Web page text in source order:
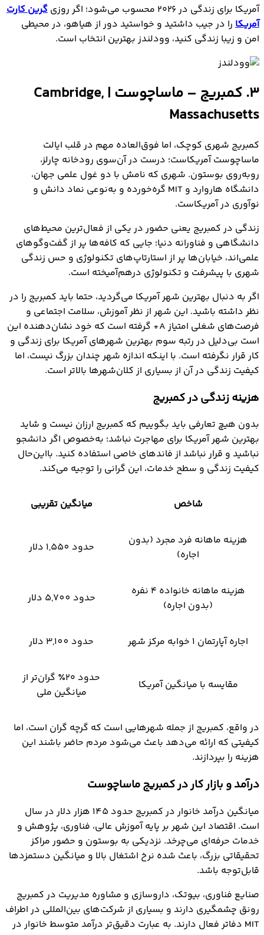
آمریکا برای زندگی در ۲۰۲۶ محسوب می‌شود؛ اگر روزی
گرین کارت
آمریکا را در جیب داشتید و خواستید دور از هیاهو، در محیطی
امن و زیبا زندگی کنید، وودلندز بهترین انتخاب است.
3. کمبریج – ماساچوست | Cambridge,
Massachusetts
کمبریج شهری کوچک، اما فوق‌العاده مهم در قلب ایالت
ماساچوست آمریکاست؛ درست در آن‌سوی رودخانه چارلز،
روبه‌روی بوستون. شهری که نامش با دو غول علمی جهان،
دانشگاه هاروارد و MIT گره‌خورده و به‌نوعی نماد دانش و
نوآوری در آمریکاست.
زندگی در کمبریج یعنی حضور در یکی از فعال‌ترین محیط‌های
دانشگاهی و فناورانه دنیا؛ جایی که کافه‌ها پر از گفت‌وگوهای
علمی‌اند، خیابان‌ها پر از استارتاپ‌های تکنولوژی و حس زندگی
شهری با پیشرفت و تکنولوژی درهم‌آمیخته است.
اگر به دنبال بهترین شهر آمریکا می‌گردید، حتما باید کمبریج را در
نظر داشته باشید. این شهر از نظر آموزش، سلامت اجتماعی و
فرصت‌های شغلی امتیاز A+ گرفته است که خود نشان‌دهنده این
است بی‌دلیل در رتبه سوم بهترین شهرهای آمریکا برای زندگی و
کار قرار نگرفته است. با اینکه اندازه شهر چندان بزرگ نیست، اما
کیفیت زندگی در آن از بسیاری از کلان‌شهرها بالاتر است.
هزینه زندگی در کمبریج
بدون هیچ تعارفی باید بگوییم که کمبریج ارزان نیست و شاید
بهترین شهر آمریکا برای مهاجرت نباشد؛ به‌خصوص اگر دانشجو
نباشید و قرار نباشد از فاندهای خاصی استفاده کنید. با‌این‌حال
کیفیت زندگی و سطح خدمات، این گرانی را توجیه می‌کند.
شاخص میانگین تقریبی
هزینه ماهانه فرد مجرد (بدون
اجاره)
حدود 1,550 دلار
هزینه ماهانه خانواده ۴ نفره
(بدون اجاره)
حدود 5,700 دلار
اجاره آپارتمان ۱ خوابه مرکز شهر حدود 3,100 دلار
مقایسه با میانگین آمریکا
حدود ۲۰٪ گران‌تر از
میانگین ملی
در واقع، کمبریج از جمله شهرهایی است که گرچه گران است، اما
کیفیتی که ارائه می‌دهد باعث می‌شود مردم حاضر باشند این
هزینه را بپردازند.
درآمد و بازار کار در کمبریج ماساچوست
میانگین درآمد خانوار در کمبریج حدود 145 هزار دلار در سال
است. اقتصاد این شهر بر پایه آموزش عالی، فناوری، پژوهش و
خدمات حرفه‌ای می‌چرخد. نزدیکی به بوستون و حضور مراکز
تحقیقاتی بزرگ، باعث شده نرخ اشتغال بالا و میانگین دستمزدها
قابل‌توجه باشد.
صنایع فناوری، بیوتک، داروسازی و مشاوره مدیریت در کمبریج
رونق چشمگیری دارند و بسیاری از شرکت‌های بین‌المللی در اطراف
MIT دفاتر فعال دارند. به عبارت دقیق‌تر درآمد متوسط خانوار در